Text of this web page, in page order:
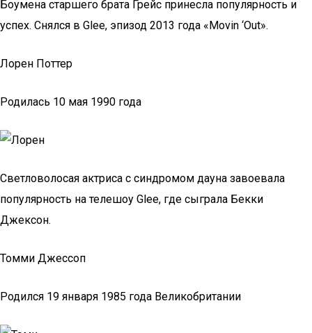
Боумена старшего брата Грейс принесла популярность и
успех. Снялся в Glee, эпизод 2013 года «Movin ‘Out».
Лорен Поттер
Родилась 10 мая 1990 года
Светловолосая актриса с синдромом дауна завоевала
популярность на телешоу Glee, где сыграла Бекки
Джексон.
Томми Джессоп
Родился 19 января 1985 года Великобритании